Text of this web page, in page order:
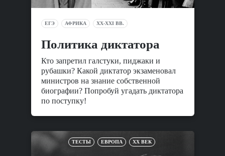
ЕГЭ АФРИКА XX-XXI ВВ.
Политика диктатора
Кто запретил галстуки, пиджаки и
рубашки? Какой диктатор экзаменовал
министров на знание собственной
биографии? Попробуй угадать диктатора
по поступку!
ТЕСТЫ ЕВРОПА XX ВЕК